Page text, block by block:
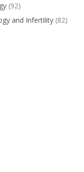
(92)
and Infertility (82)